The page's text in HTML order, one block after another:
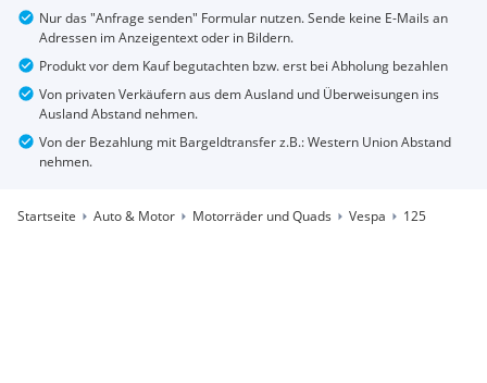
Nur das "Anfrage senden" Formular nutzen. Sende keine E-Mails an
Adressen im Anzeigentext oder in Bildern.
Produkt vor dem Kauf begutachten bzw. erst bei Abholung bezahlen
Von privaten Verkäufern aus dem Ausland und Überweisungen ins
Ausland Abstand nehmen.
Von der Bezahlung mit Bargeldtransfer z.B.: Western Union Abstand
nehmen.
Startseite Auto & Motor Motorräder und Quads Vespa 125